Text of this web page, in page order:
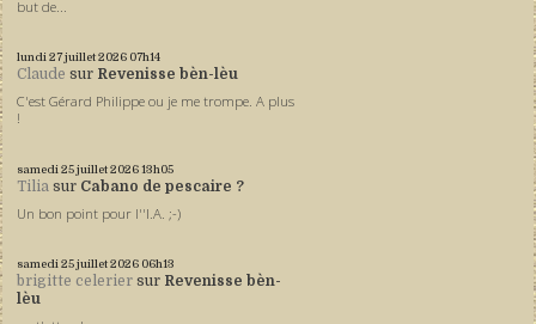
but de...
lundi 27juillet 2026 07h14
Claude sur Revenisse bèn-lèu
C'est Gérard Philippe ou je me trompe. A plus
!
samedi 25juillet 202613h05
Tilia sur Cabano de pescaire ?
Un bon point pour l''I.A. ;-)
samedi 25juillet 2026 06h13
brigitte celerier sur Revenisse bèn-
lèu